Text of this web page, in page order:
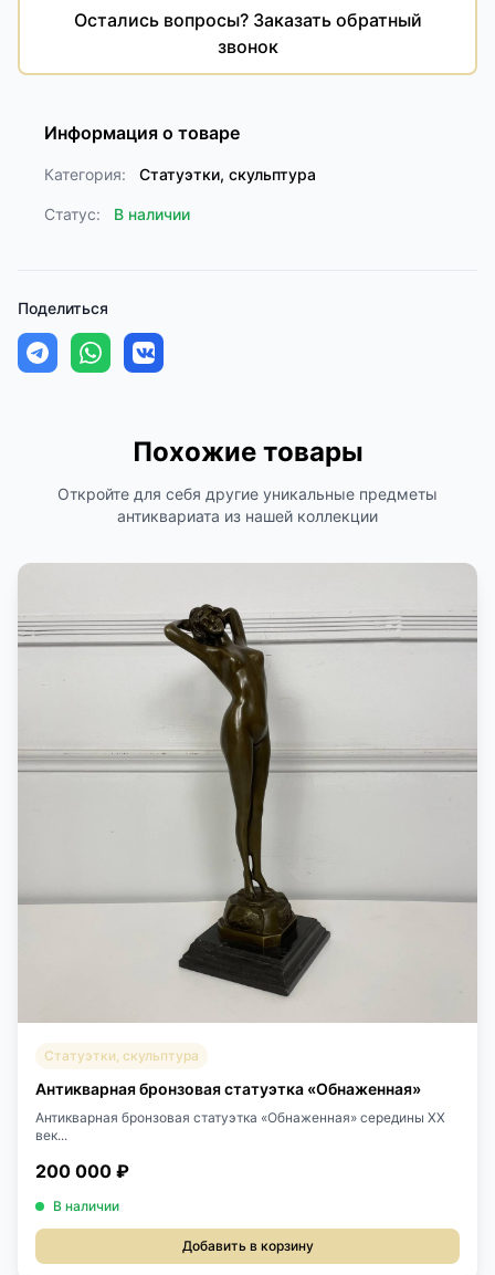
Остались вопросы? Заказать обратный
звонок
Информация о товаре
Категория: Статуэтки, скульптура
Статус: В наличии
Поделиться
Похожие товары
Откройте для себя другие уникальные предметы
антиквариата из нашей коллекции
Статуэтки, скульптура
Антикварная бронзовая статуэтка «Обнаженная»
Антикварная бронзовая статуэтка «Обнаженная» середины XX
век...
200 000 ₽
В наличии
Добавить в корзину